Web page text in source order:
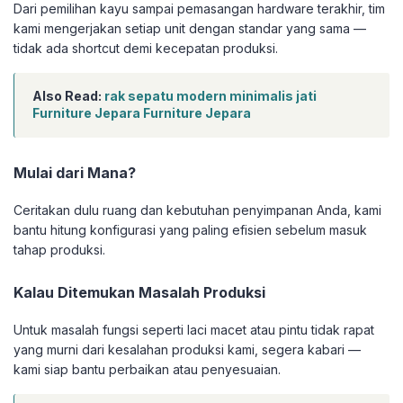
Dari pemilihan kayu sampai pemasangan hardware terakhir, tim
kami mengerjakan setiap unit dengan standar yang sama —
tidak ada shortcut demi kecepatan produksi.
Also Read: rak sepatu modern minimalis jati
Furniture Jepara Furniture Jepara
Mulai dari Mana?
Ceritakan dulu ruang dan kebutuhan penyimpanan Anda, kami
bantu hitung konfigurasi yang paling efisien sebelum masuk
tahap produksi.
Kalau Ditemukan Masalah Produksi
Untuk masalah fungsi seperti laci macet atau pintu tidak rapat
yang murni dari kesalahan produksi kami, segera kabari —
kami siap bantu perbaikan atau penyesuaian.